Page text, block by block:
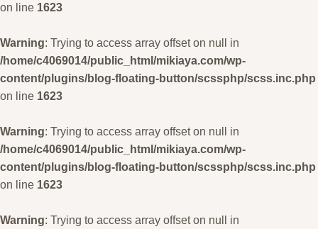
on line 1623
Warning: Trying to access array offset on null in
/home/c4069014/public_html/mikiaya.com/wp-
content/plugins/blog-floating-button/scssphp/scss.inc.php
on line 1623
Warning: Trying to access array offset on null in
/home/c4069014/public_html/mikiaya.com/wp-
content/plugins/blog-floating-button/scssphp/scss.inc.php
on line 1623
Warning: Trying to access array offset on null in